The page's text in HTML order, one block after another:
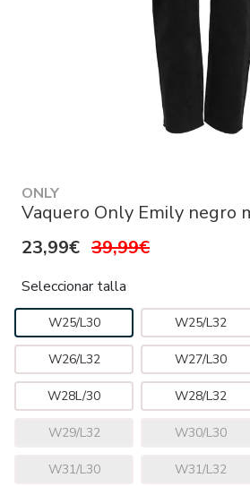
ONLY
Vaquero Only Emily negro
23,99€ 39,99€
Seleccionar talla
W25/L30 W25/L32
W26/L32 W27/L30
W28L/30 W28/L32
W29/L32 W30/L30
W31/L30 W31/L32